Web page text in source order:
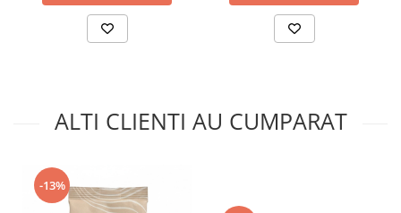
ALTI CLIENTI AU CUMPARAT
-13%